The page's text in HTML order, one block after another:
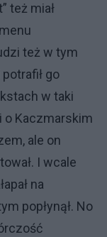
też miał
też w tym
go
w taki
o Kaczmarskim
ale on
I wcale
na
popłynął. No